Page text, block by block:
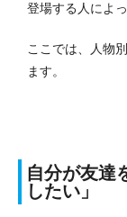
登場する人によ
ここでは、人物
ます。
自分が友達
したい」